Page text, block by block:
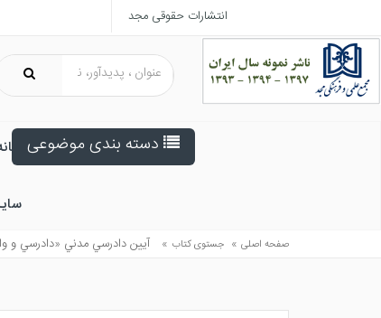
انتشارات حقوقی مجد
دسته بندی موضوعی
صفحه اصلی » جستوی کتاب » آيين دادرسي مدني «دادرسي و